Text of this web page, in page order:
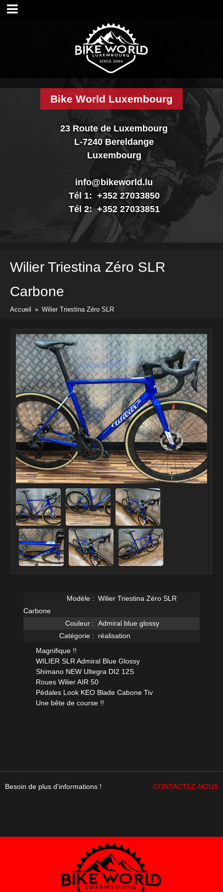
Accueil
Nos marques
Nos réalisations
Nouveautés
Promo
Vélos
Textiles & casques
Occasions
Vélos
Pièces & Accessoires
Listes des prix
Divers docs
Bike World Luxembourg
23 Route de Luxembourg
L-7240 Bereldange
Luxembourg
info@bikeworld.lu
Tél 1: +352 27033850
Tél 2: +352 27033851
Wilier Triestina Zéro SLR
Carbone
Accueil » Wilier Triestina Zéro SLR
Modèle : Wilier Triestina Zéro SLR
Carbone
Couleur : Admiral blue glossy
Catégorie :
réalisation
Magnifique !!
WILIER SLR Admiral Blue Glossy
Shimano NEW Ultegra DI2 12S
Roues Wilier AIR 50
Pédales Look KEO Blade Cabone Tiv
Une bête de course !!
Besoin de plus d'informations ! CONTACTEZ-NOUS